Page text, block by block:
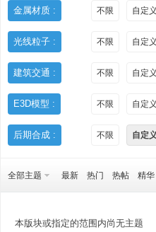
金属材质 : 不限 自定
光线粒子 : 不限 自定
建筑交通 : 不限 自定
E3D模型 : 不限 自定
后期合成 : 不限 自定
全部主题 最新 热门 热帖 精华
本版块或指定的范围内尚无主题